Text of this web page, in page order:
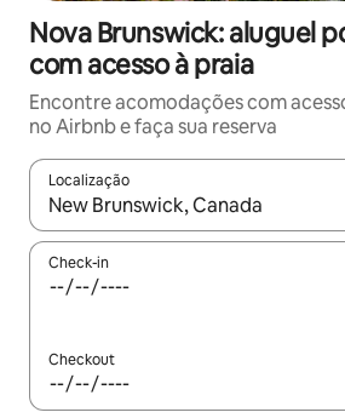
Nova Brunswick: aluguel
com acesso à praia
Encontre acomodações com
no Airbnb e faça sua reserva
Localização
Quando os resultados estiverem
Check-in
Checkout